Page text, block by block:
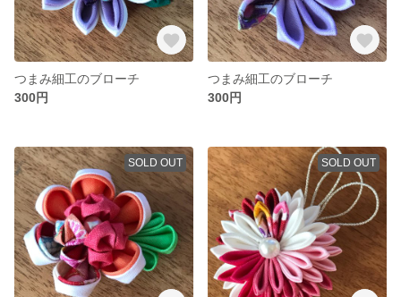
つまみ細工のブローチ
300円
つまみ細工のブローチ
300円
SOLD OUT SOLD OUT